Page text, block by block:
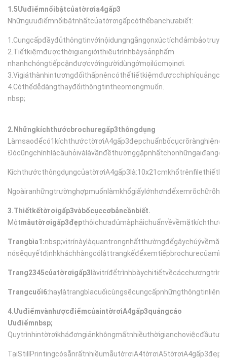
1.5Ưuđiểmnổibậtcủatờrơia4gấp3
Nhữngưuđiểmnổibậtnhấtcủatờrơigấpcóthểbạnchưabiết:
2.Tiếtkiệmđượcthờigiangiớithiệutrìnhbàysảnphẩm
nhanhchóngtiếpcậnđượcvớingườidùngởmọilúcmọinơi.
4.Cóthểdễdàngthayđổithôngtintheomongmuốn.
nbsp;
2.Nhữngkíchthướcbrochuregấp3thôngdụng
3.Thiếtkếtờrơigấp3vàbốcụccơbảncầnbiết.
Mộtmẫutờrơigấp3đẹp
Trangbìa1:
Trang2345củatờrơigấp3
Trangcuối6:
4.ƯuđiểmvànhượcđiểmcủaintờrơiA4gấp3quảngcáo
Ưuđiểmnbsp;